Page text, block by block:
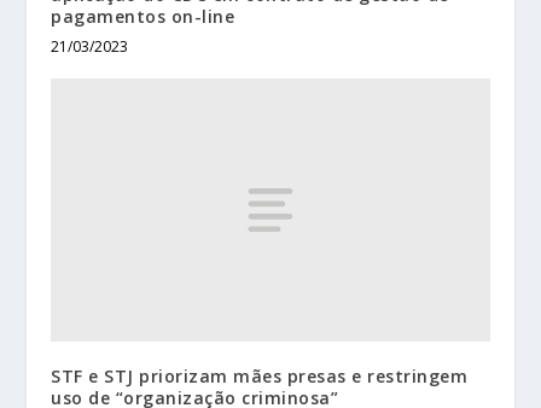
pagamentos on-line
21/03/2023
STF e STJ priorizam mães presas e restringem
uso de “organização criminosa”